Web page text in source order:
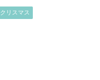
クリスマス